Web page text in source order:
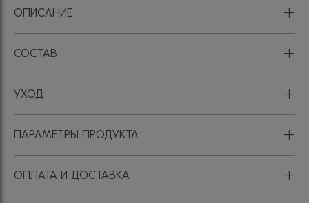
ОПИСАНИЕ +
СОСТАВ +
УХОД +
ПАРАМЕТРЫ ПРОДУКТА +
ОПЛАТА И ДОСТАВКА +